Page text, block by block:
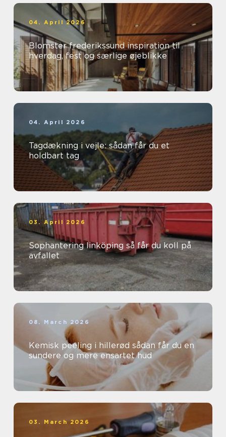
04. April 2026
Blomster frederikssund inspiration til
hverdag, fest og særlige øjeblikke
04. April 2026
Tagdækning i vejle: sådan får du et
holdbart tag
03. April 2026
Sophantering linköping så får du koll på
avfallet
08. March 2026
Kemisk peeling i hillerød sådan får du en
sundere og mere ensartet hud
03. March 2026